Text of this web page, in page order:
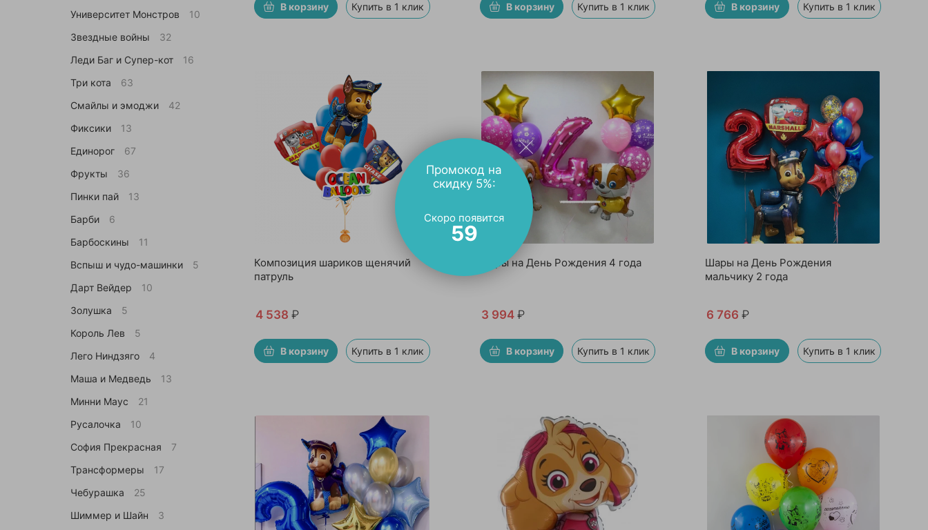
В корзину Купить в 1 клик В корзину Купить в 1 клик В корзину Купить в 1 клик
Композиция шариков щенячий
патруль
4 538 ₽
В корзину Купить в 1 клик
Шары на День Рождения 4 года
3 994 ₽
В корзину Купить в 1 клик
Шары на День Рождения
мальчику 2 года
6 766₽
В корзину Купить в 1 клик
Университет Монстров
10
Звездные войны
32
Леди Баг и Супер-кот
16
Три кота
63
Смайлы и эмоджи
42
Фиксики
13
Единорог
67
Фрукты
36
Пинки пай
13
Барби
6
Барбоскины
11
Вспыш и чудо-машинки
5
Дарт Вейдер
10
Золушка
5
Король Лев
5
Лего Ниндзяго
4
Маша и Медведь
13
Минни Маус
21
Русалочка
10
София Прекрасная
7
Трансформеры
17
Чебурашка
25
Шиммер и Шайн
3
Промокод на
скидку 5%:
Скоро появится
57